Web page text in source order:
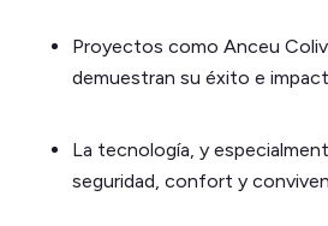
Proyectos como Anceu
demuestran su éxito e
La tecnología, y
seguridad, confort y